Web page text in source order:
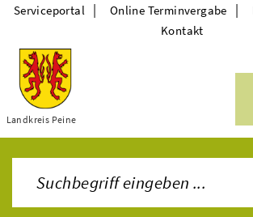
Themen
Landkreis Peine
Serviceportal | Online Terminvergabe |
Kontakt